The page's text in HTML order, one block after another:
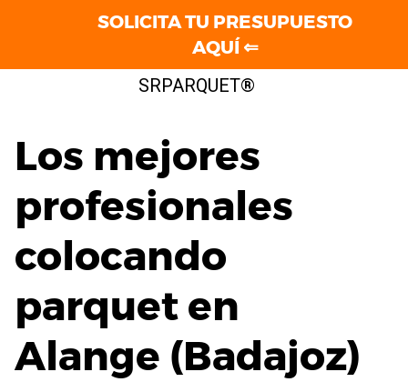
SRPARQUET®
Los mejores
profesionales
colocando
parquet en
Alange (Badajoz)
SOLICITA TU PRESUPUESTO
AQUÍ ⇐